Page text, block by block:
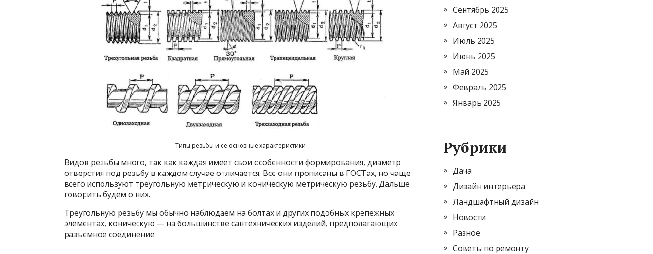
Типы резьбы и ее основные характеристики
Видов резьбы много, так как каждая имеет свои особенности формирования, диаметр
отверстия под резьбу в каждом случае отличается. Все они прописаны в ГОСТах, но чаще
всего используют треугольную метрическую и коническую метрическую резьбу. Дальше
говорить будем о них.
Треугольную резьбу мы обычно наблюдаем на болтах и других подобных крепежных
элементах, коническую — на большинстве сантехнических изделий, предполагающих
разъемное соединение.
Сентябрь 2025
Август 2025
Июль 2025
Июнь 2025
Май 2025
Февраль 2025
Январь 2025
Рубрики
Дача
Дизайн интерьера
Ландшафтный дизайн
Новости
Разное
Советы по ремонту